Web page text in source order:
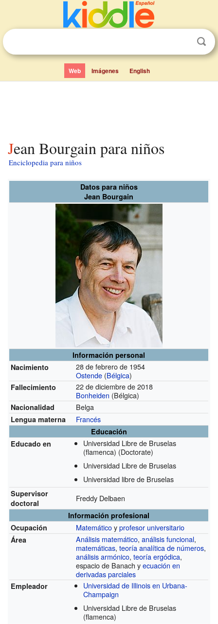
Web Imágenes English
Jean Bourgain para niños
Enciclopedia para niños
Datos para niños
Jean Bourgain
Información personal
Nacimiento
28 de febrero de 1954
Ostende (Bélgica)
Fallecimiento
22 de diciembre de 2018
Bonheiden (Bélgica)
Nacionalidad Belga
Lengua materna Francés
Educación
Educado en
Universidad Libre de Bruselas
(flamenca) (Doctorate)
Universidad Libre de Bruselas
Universidad libre de Bruselas
Supervisor
doctoral
Freddy Delbaen
Información profesional
Ocupación
Matemáticoyprofesor universitario
Área Análisis matemático,análisis funcional,
matemáticas,teoría analítica de números,
análisis armónico,teoría ergódica,
espacio de Banach yecuación en
derivadas parciales
Empleador
Universidad de Illinois en Urbana-
Champaign
Universidad Libre de Bruselas
(flamenca)